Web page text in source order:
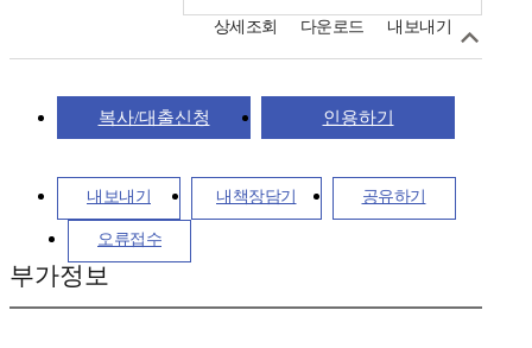
상세조회 다운로드 내보내기
복사/대출신청 인용하기
내보내기 내책장담기 공유하기
오류접수
부가정보